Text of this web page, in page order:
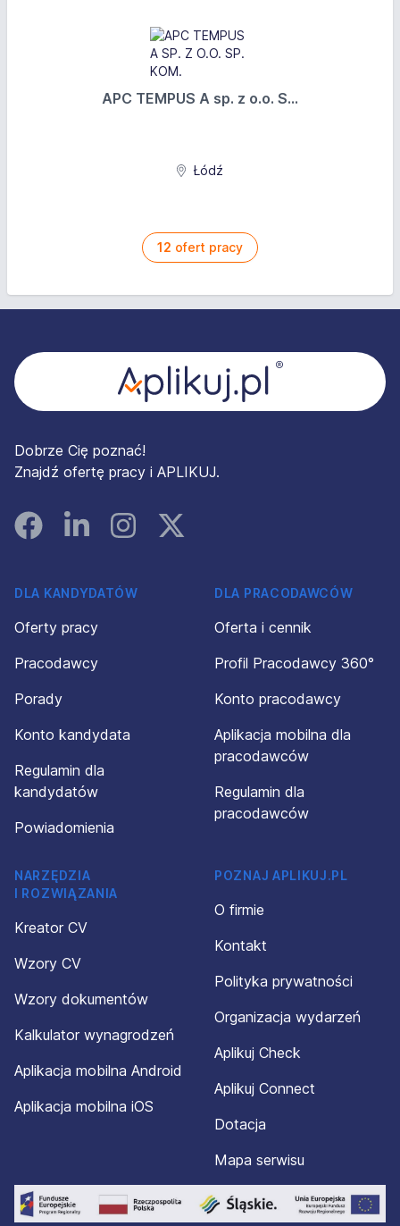
APC TEMPUS A sp. z o.o. S...
Łódź
12 ofert pracy
Dobrze Cię poznać!
Znajdź ofertę pracy i APLIKUJ.
FacebookLinked InInstagramInstagram
DLA KANDYDATÓW
Oferty pracy
Pracodawcy
Porady
Konto kandydata
Regulamin dla
kandydatów
Powiadomienia
DLA PRACODAWCÓW
Oferta i cennik
Profil Pracodawcy 360°
Konto pracodawcy
Aplikacja mobilna dla
pracodawców
Regulamin dla
pracodawców
NARZĘDZIA
I ROZWIĄZANIA
Kreator CV
Wzory CV
Wzory dokumentów
Kalkulator wynagrodzeń
Aplikacja mobilna Android
Aplikacja mobilna iOS
POZNAJ APLIKUJ.PL
O firmie
Kontakt
Polityka prywatności
Organizacja wydarzeń
Aplikuj Check
Aplikuj Connect
Dotacja
Mapa serwisu